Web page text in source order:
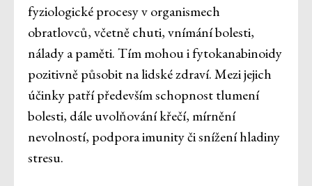
fyziologické procesy v organismech
obratlovců, včetně chuti, vnímání bolesti,
nálady a paměti. Tím mohou i fytokanabinoidy
pozitivně působit na lidské zdraví. Mezi jejich
účinky patří především schopnost tlumení
bolesti, dále uvolňování křečí, mírnění
nevolností, podpora imunity či snížení hladiny
stresu.